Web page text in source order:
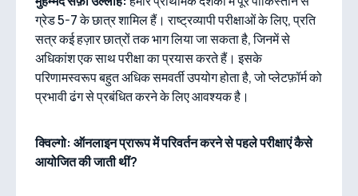
ग्रेड 5-7 के छात्र शामिल हैं। राष्ट्रव्यापी परीक्षाओं के लिए, प्रति
सत्र कई हज़ार छात्रों तक भाग लिया जा सकता है, जिनमें से
अधिकांश एक साथ परीक्षा का प्रयास करते हैं। इसके
परिणामस्वरूप बहुत अधिक समवर्ती उपयोग होता है, जो प्लेटफ़ॉर्म को
प्रभावी ढंग से प्रबंधित करने के लिए आवश्यक है।
क्विल्गो: ऑनलाइन प्रारूप में परिवर्तन करने से पहले परीक्षाएं कैसे
आयोजित की जाती थीं?